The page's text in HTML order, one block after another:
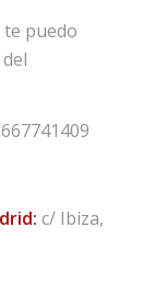
te puedo
c/ Ibiza,